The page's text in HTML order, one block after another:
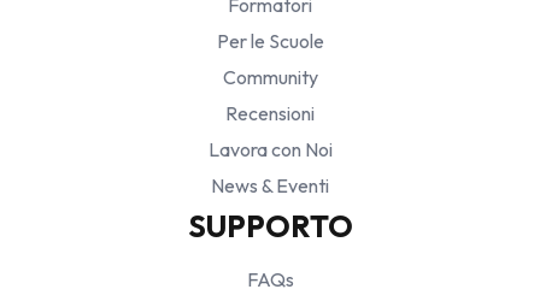
Per le Scuole
Community
Recensioni
Lavora con Noi
News & Eventi
SUPPORTO
FAQs